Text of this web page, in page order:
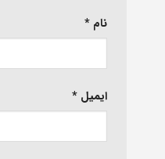
نام *
ایمیل *